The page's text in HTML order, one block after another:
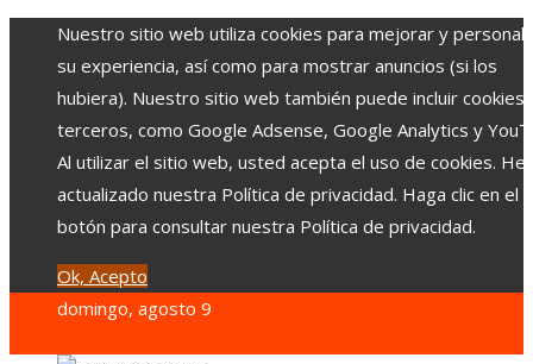
Nuestro sitio web utiliza cookies para mejorar y
su experiencia, así como para mostrar anuncios (si los
hubiera). Nuestro sitio web también puede incluir cookies
terceros, como Google Adsense, Google Analytics y
Al utilizar el sitio web, usted acepta el uso de cookies.
actualizado nuestra Política de privacidad. Haga clic en el
botón para consultar nuestra Política de privacidad.
Ok, Acepto
domingo, agosto 9